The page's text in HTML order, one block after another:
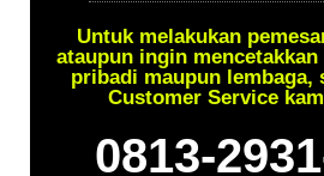
Untuk melakukan
ataupun ingin
pribadi maupun lembaga,
Customer Service
0813-